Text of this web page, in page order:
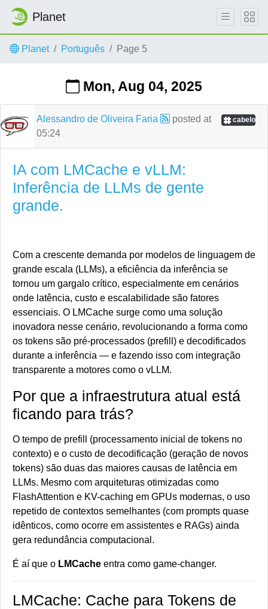
Planet
Planet Português Page 5
Mon, Aug 04, 2025
Alessandro de Oliveira Faria
posted at
05:24
cabelo
IA com LMCache e vLLM:
Inferência de LLMs de gente
grande.
Com a crescente demanda por modelos de linguagem de
grande escala (LLMs), a eficiência da inferência se
tornou um gargalo crítico, especialmente em cenários
onde latência, custo e escalabilidade são fatores
essenciais. O LMCache surge como uma solução
inovadora nesse cenário, revolucionando a forma como
os tokens são pré-processados (prefill) e decodificados
durante a inferência — e fazendo isso com integração
transparente a motores como o vLLM.
Por que a infraestrutura atual está
ficando para trás?
O tempo de prefill (processamento inicial de tokens no
contexto) e o custo de decodificação (geração de novos
tokens) são duas das maiores causas de latência em
LLMs. Mesmo com arquiteturas otimizadas como
FlashAttention e KV-caching em GPUs modernas, o uso
repetido de contextos semelhantes (com prompts quase
idênticos, como ocorre em assistentes e RAGs) ainda
gera redundância computacional.
É aí que o LMCache entra como game-changer.
LMCache: Cache para Tokens de